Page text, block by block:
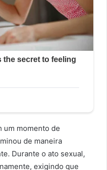
um momento de
de maneira
Durante o ato sexual,
exigindo que